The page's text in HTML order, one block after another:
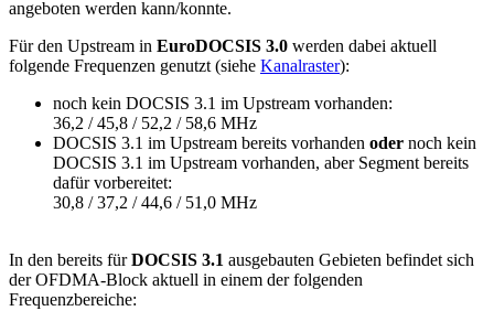
angeboten werden kann/konnte.
Für den Upstream in EuroDOCSIS 3.0 werden dabei aktuell
folgende Frequenzen genutzt (siehe Kanalraster):
noch kein DOCSIS 3.1 im Upstream vorhanden:
36,2 / 45,8 / 52,2 / 58,6 MHz
DOCSIS 3.1 im Upstream bereits vorhanden oder noch kein
DOCSIS 3.1 im Upstream vorhanden, aber Segment bereits
dafür vorbereitet:
30,8 / 37,2 / 44,6 / 51,0 MHz
In den bereits fürDOCSIS 3.1 ausgebauten Gebieten befindet sich
der OFDMA-Block aktuell in einem der folgenden
Frequenzbereiche: